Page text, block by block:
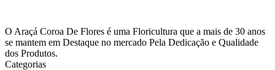
O Araçá Coroa De Flores é uma Floricultura que a mais de 30 anos
se mantem em Destaque no mercado Pela Dedicação e Qualidade
dos Produtos.
Categorias